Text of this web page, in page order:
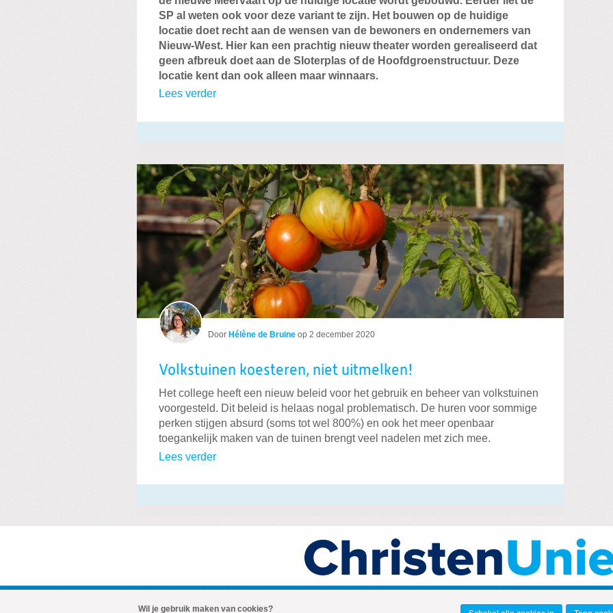
SP al weten ook voor deze variant te zijn. Het bouwen op de huidige
locatie doet recht aan de wensen van de bewoners en ondernemers van
Nieuw-West. Hier kan een prachtig nieuw theater worden gerealiseerd dat
geen afbreuk doet aan de Sloterplas of de Hoofdgroenstructuur. Deze
locatie kent dan ook alleen maar winnaars.
Lees verder
Door Hélène de Bruine op 2 december 2020
Volkstuinen koesteren, niet uitmelken!
Het college heeft een nieuw beleid voor het gebruik en beheer van volkstuinen
voorgesteld. Dit beleid is helaas nogal problematisch. De huren voor sommige
perken stijgen absurd (soms tot wel 800%) en ook het meer openbaar
toegankelijk maken van de tuinen brengt veel nadelen met zich mee.
Lees verder
Visit
Wil je gebruik maken van cookies?